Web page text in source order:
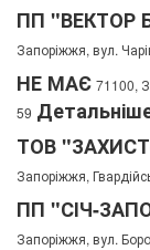
ПП "ВЕКТОР
Запоріжжя, вул.
НЕ МАЄ 71100,
59
ТОВ
Запоріжжя,
ПП "СІЧ-
Запоріжжя, вул.